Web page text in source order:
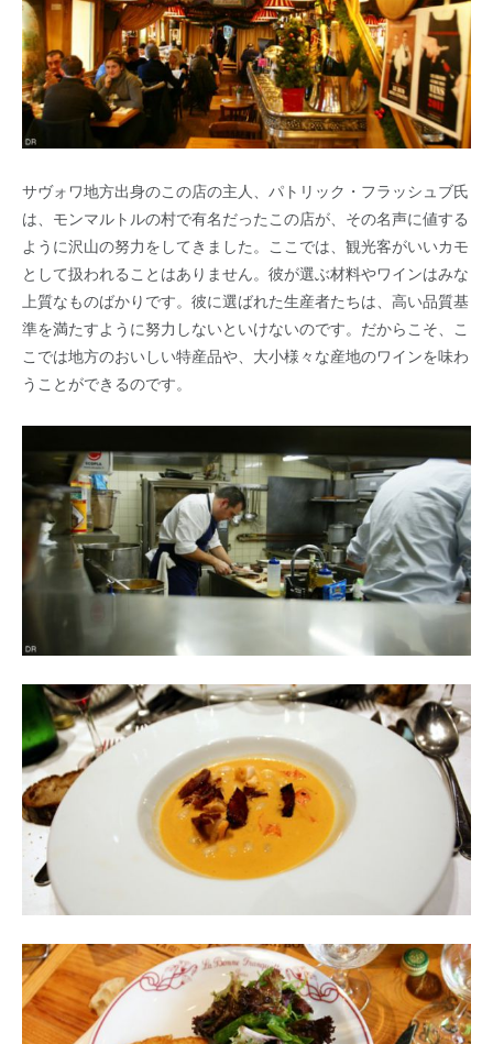
サヴォワ地方出身のこの店の主人、パトリック・フラッシュブ氏
は、モンマルトルの村で有名だったこの店が、その名声に値する
ように沢山の努力をしてきました。ここでは、観光客がいいカモ
として扱われることはありません。彼が選ぶ材料やワインはみな
上質なものばかりです。彼に選ばれた生産者たちは、高い品質基
準を満たすように努力しないといけないのです。だからこそ、こ
こでは地方のおいしい特産品や、大小様々な産地のワインを味わ
うことができるのです。